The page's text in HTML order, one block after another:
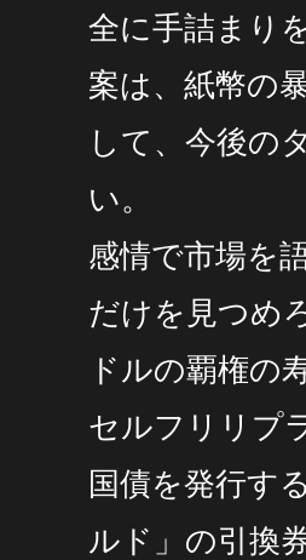
全に手詰まり
案は、紙幣の
して、今後の
い。
感情で市場を
だけを見つめ
ドルの覇権の
セルフリリプ
国債を発行す
ルド」の引換